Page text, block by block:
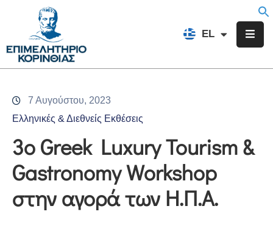
EL
FR
Επιμελητήριο
Υπηρεσίες
Προγράμματα
&
Δράσεις
Εκδηλώσεις
7 Αυγούστου, 2023
Ελληνικές & Διεθνείς Εκθέσεις
3ο Greek Luxury Tourism &
Gastronomy Workshop
στην αγορά των Η.Π.Α.